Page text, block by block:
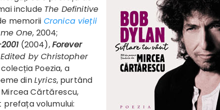
include The Definitive
memorii Cronica vieții
One, 2004;
(2004),Forever
by Christopher
Poezia, a
dinLyrics, purtând
Cărtărescu,
volumului: